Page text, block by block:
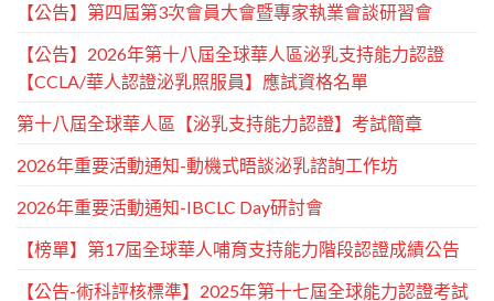
【公告】第四屆第3次會員大會暨專家執業會談研習會
【公告】2026年第十八屆全球華人區泌乳支持能力認證
【CCLA/華人認證泌乳照服員】應試資格名單
第十八屆全球華人區【泌乳支持能力認證】考試簡章
2026年重要活動通知-動機式晤談泌乳諮詢工作坊
2026年重要活動通知-IBCLC Day研討會
【榜單】第17屆全球華人哺育支持能力階段認證成績公告
【公告-術科評核標準】2025年第十七屆全球能力認證考試